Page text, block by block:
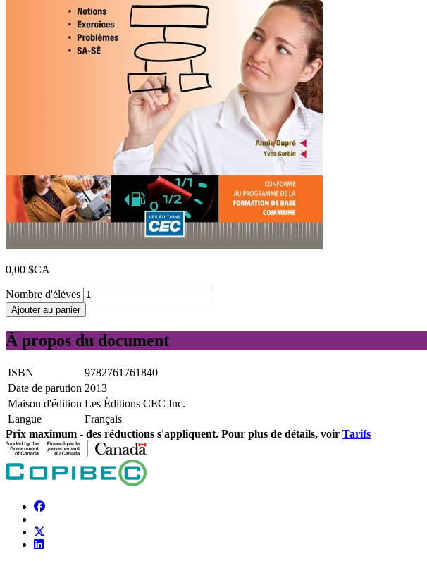
0,00 $CA
Nombre d'élèves
Ajouter au panier
À propos du document
ISBN
9782761761840
Date de parution 2013
Maison d'édition Les Éditions CEC Inc.
Langue
Français
Prix ​​maximum - des réductions s'appliquent. Pour plus de détails, voir Tarifs